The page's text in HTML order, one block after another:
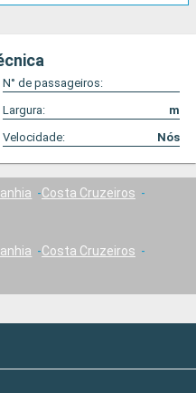
N° de passageiros:
Largura:
m
Velocidade: Nós
Costa Cruzeiros
Costa Cruzeiros